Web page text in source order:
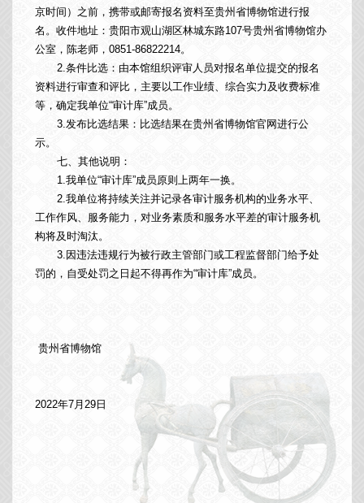
京时间）之前，携带或邮寄报名资料至贵州省博物馆进行报
名。收件地址：贵阳市观山湖区林城东路107号贵州省博物馆办
公室，陈老师，0851-86822214。
2.条件比选：由本馆组织评审人员对报名单位提交的报名
资料进行审查和评比，主要以工作业绩、综合实力及收费标准
等，确定我单位“审计库”成员。
3.发布比选结果：比选结果在贵州省博物馆官网进行公
示。
七、其他说明：
1.我单位“审计库”成员原则上两年一换。
2.我单位将持续关注并记录各审计服务机构的业务水平、
工作作风、服务能力，对业务素质和服务水平差的审计服务机
构将及时淘汰。
3.因违法违规行为被行政主管部门或工程监督部门给予处
罚的，自受处罚之日起不得再作为“审计库”成员。
贵州省博物馆
2022年7月29日